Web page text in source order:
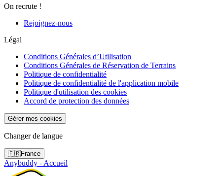
On recrute !
Rejoignez-nous
Légal
Conditions Générales d’Utilisation
Conditions Générales de Réservation de Terrains
Politique de confidentialité
Politique de confidentialité de l'application mobile
Politique d'utilisation des cookies
Accord de protection des données
Gérer mes cookies
Changer de langue
🇫🇷France
Anybuddy - Accueil